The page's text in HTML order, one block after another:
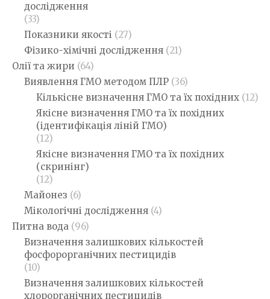
дослідження
(33)
Показники якості (27)
Фізико-хімічні дослідження (21)
Олії та жири (64)
Виявлення ГМО методом ПЛР (36)
Кількісне визначення ГМО та їх похідних (12)
Якісне визначення ГМО та їх похідних
(ідентифікація ліній ГМО)
(12)
Якісне визначення ГМО та їх похідних
(скринінг)
(12)
Майонез (6)
Мікологічні дослідження (4)
Питна вода (96)
Визначення залишкових кількостей
фосфорорганічних пестицидів
(10)
Визначення залишкових кількостей
хлорорганічних пестицидів